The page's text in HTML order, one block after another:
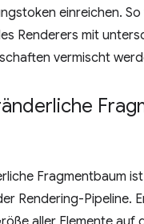
einreichen.
Renderers mit
vermischt
Fragmentbaum
Rendering-Pipeline.